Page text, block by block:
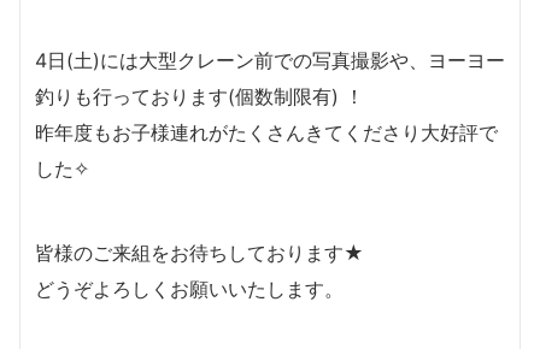
4日(土)には大型クレーン前での写真撮影や、ヨーヨー
釣りも行っております(個数制限有) ！
昨年度もお子様連れがたくさんきてくださり大好評で
した✧
皆様のご来組をお待ちしております★
どうぞよろしくお願いいたします。